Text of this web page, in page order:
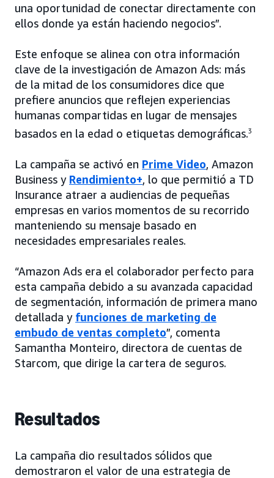
una oportunidad de conectar directamente con
ellos donde ya están haciendo negocios”.
Este enfoque se alinea con otra información
clave de la investigación de Amazon Ads: más
de la mitad de los consumidores dice que
prefiere anuncios que reflejen experiencias
humanas compartidas en lugar de mensajes
basados en la edad o etiquetas demográficas.3
La campaña se activó en Prime Video, Amazon
Business y Rendimiento+, lo que permitió a TD
Insurance atraer a audiencias de pequeñas
empresas en varios momentos de su recorrido
manteniendo su mensaje basado en
necesidades empresariales reales.
“Amazon Ads era el colaborador perfecto para
esta campaña debido a su avanzada capacidad
de segmentación, información de primera mano
detallada y funciones de marketing de
embudo de ventas completo”, comenta
Samantha Monteiro, directora de cuentas de
Starcom, que dirige la cartera de seguros.
Resultados
La campaña dio resultados sólidos que
demostraron el valor de una estrategia de